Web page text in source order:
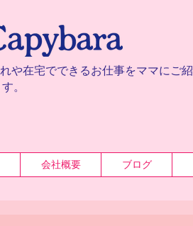
や在宅でできるお仕事をママにご紹
。
会社概要 ブログ